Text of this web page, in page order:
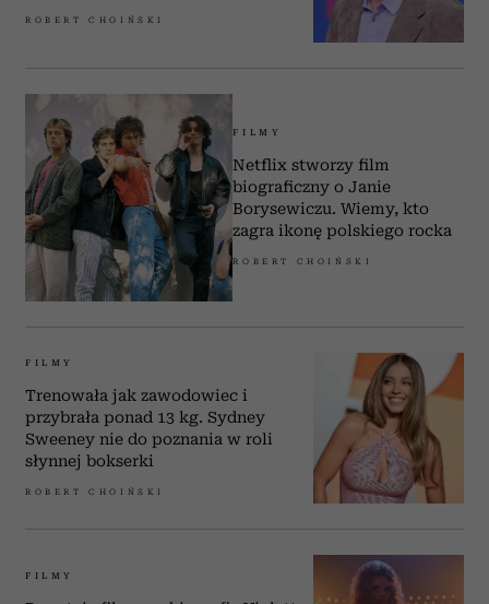
ROBERT CHOIŃSKI
FILMY
Netflix stworzy film
biograficzny o Janie
Borysewiczu. Wiemy, kto
zagra ikonę polskiego rocka
ROBERT CHOIŃSKI
FILMY
Trenowała jak zawodowiec i
przybrała ponad 13 kg. Sydney
Sweeney nie do poznania w roli
słynnej bokserki
ROBERT CHOIŃSKI
FILMY